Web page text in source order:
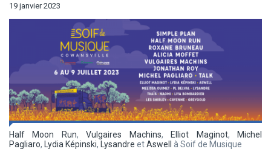
19 janvier 2023
Half Moon Run,Vulgaires Machins, Elliot Maginot,
Michel
Pagliaro, Lydia Képinski, Lysandre etAswell à Soif de Musique